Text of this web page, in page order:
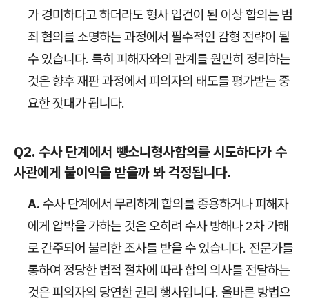
가 경미하다고 하더라도 형사 입건이 된 이상 합의는 범
죄 혐의를 소명하는 과정에서 필수적인 감형 전략이 될
수 있습니다. 특히 피해자와의 관계를 원만히 정리하는
것은 향후 재판 과정에서 피의자의 태도를 평가받는 중
요한 잣대가 됩니다.
Q2. 수사 단계에서 뺑소니형사합의를 시도하다가 수
사관에게 불이익을 받을까 봐 걱정됩니다.
A. 수사 단계에서 무리하게 합의를 종용하거나 피해자
에게 압박을 가하는 것은 오히려 수사 방해나 2차 가해
로 간주되어 불리한 조사를 받을 수 있습니다. 전문가를
통하여 정당한 법적 절차에 따라 합의 의사를 전달하는
것은 피의자의 당연한 권리 행사입니다. 올바른 방법으